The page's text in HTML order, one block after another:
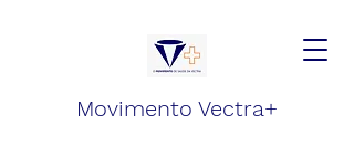
Movimento Vectra+